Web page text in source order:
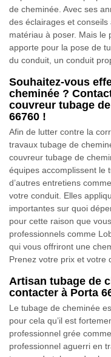
de cheminée. Avec ses
des éclairages et conseils
matériau à poser. Mais le
apporte pour la pose de
du conduit, un conduit
Souhaitez-vous
cheminée ?
couvreur tubage
66760 !
Afin de lutter contre la
travaux tubage de
couvreur tubage de
équipes accomplissent le
d’autres entretiens
votre conduit. Elles
importantes sur quoi
pour cette raison que
professionnels comme
qui vous offriront une
Prenez votre prix et votre
Artisan tubage de
contacter à Porta
Le tubage de cheminée
pour cela qu’il est
professionnel grée
professionnel aguerri en